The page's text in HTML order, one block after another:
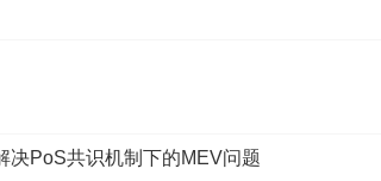
决PoS共识机制下的MEV问题